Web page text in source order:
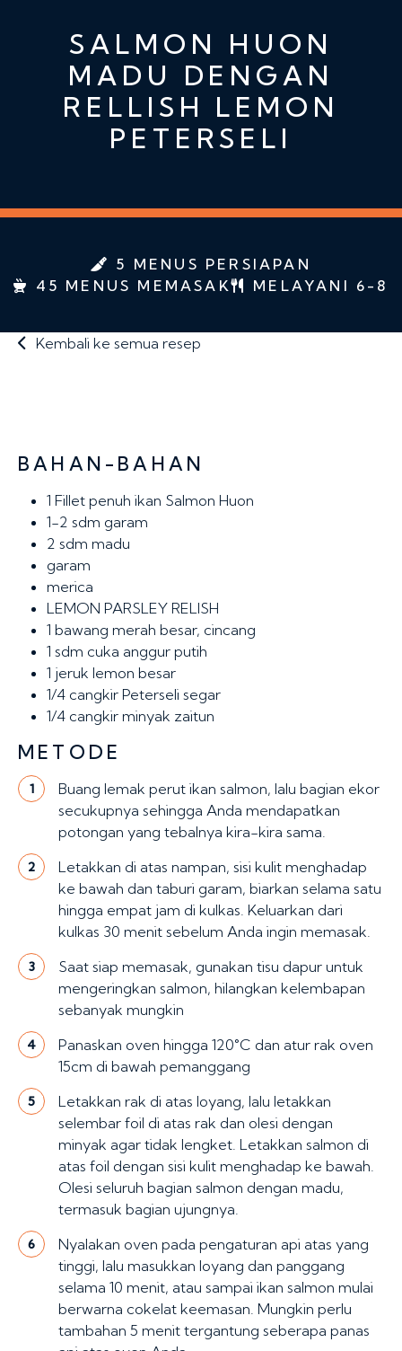
SALMON HUON
MADU DENGAN
RELLISH LEMON
PETERSELI
5 MENUS PERSIAPAN
45 MENUS MEMASAK
MELAYANI 6-8
Kembali ke semua resep
BAHAN-BAHAN
1 Fillet penuh ikan Salmon Huon
1-2 sdm garam
2 sdm madu
garam
merica
LEMON PARSLEY RELISH
1 bawang merah besar, cincang
1 sdm cuka anggur putih
1 jeruk lemon besar
1/4 cangkir Peterseli segar
1/4 cangkir minyak zaitun
METODE
1
Buang lemak perut ikan salmon, lalu bagian ekor
secukupnya sehingga Anda mendapatkan
potongan yang tebalnya kira-kira sama.
2
Letakkan di atas nampan, sisi kulit menghadap
ke bawah dan taburi garam, biarkan selama satu
hingga empat jam di kulkas. Keluarkan dari
kulkas 30 menit sebelum Anda ingin memasak.
3
Saat siap memasak, gunakan tisu dapur untuk
mengeringkan salmon, hilangkan kelembapan
sebanyak mungkin
4
Panaskan oven hingga 120°C dan atur rak oven
15cm di bawah pemanggang
5
Letakkan rak di atas loyang, lalu letakkan
selembar foil di atas rak dan olesi dengan
minyak agar tidak lengket. Letakkan salmon di
atas foil dengan sisi kulit menghadap ke bawah.
Olesi seluruh bagian salmon dengan madu,
termasuk bagian ujungnya.
6
Nyalakan oven pada pengaturan api atas yang
tinggi, lalu masukkan loyang dan panggang
selama 10 menit, atau sampai ikan salmon mulai
berwarna cokelat keemasan. Mungkin perlu
tambahan 5 menit tergantung seberapa panas